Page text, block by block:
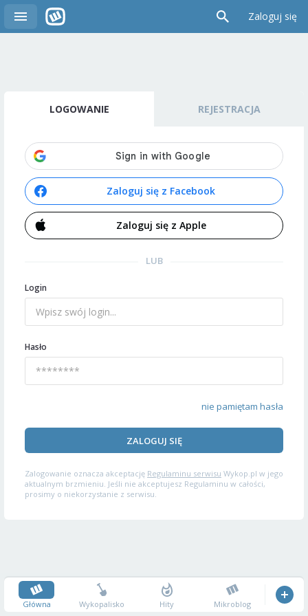
Zaloguj się
LOGOWANIE REJESTRACJA
Zaloguj się z Facebook
Zaloguj się z Apple
LUB
Login
Hasło
nie pamiętam hasła
ZALOGUJ SIĘ
Zalogowanie oznacza akceptację Regulaminu serwisu Wykop.pl w jego
aktualnym brzmieniu. Jeśli nie akceptujesz Regulaminu w całości,
prosimy o niekorzystanie z serwisu.
Główna Wykopalisko Hity Mikroblog